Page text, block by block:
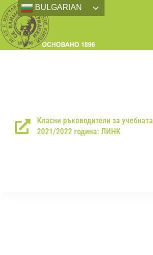
Класни ръководители за учебната
2021/2022 година: ЛИНК
BULGARIAN